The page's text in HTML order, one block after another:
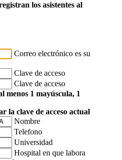
los asistentes al
Correo electrónico es su
Clave de acceso
Clave de acceso
menos 1 mayúscula, 1
la clave de acceso actual
Nombre
Telefono
Universidad
Hospital en que labora